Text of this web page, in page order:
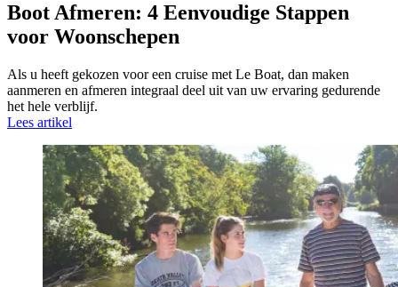
Boot Afmeren: 4 Eenvoudige Stappen
voor Woonschepen
Als u heeft gekozen voor een cruise met Le Boat, dan maken
aanmeren en afmeren integraal deel uit van uw ervaring gedurende
het hele verblijf.
Lees artikel